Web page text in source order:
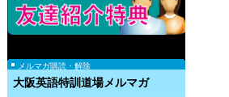
メルマガ購読・解除
大阪英語特訓道場メルマガ